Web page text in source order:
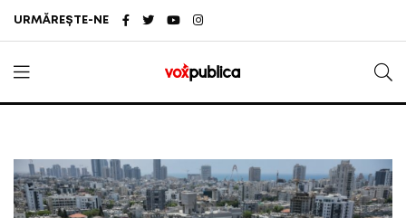
URMĂREȘTE-NE